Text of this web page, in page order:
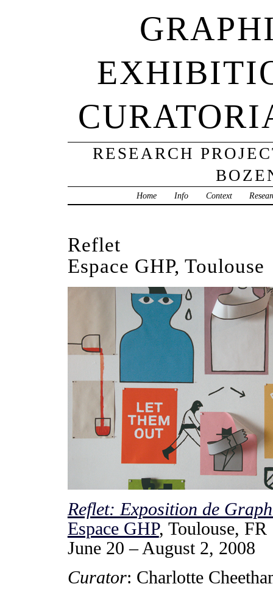
RESEARCH
Home Info Context
Reflet
Espace GHP, Toulouse
Reflet: Exposition de
Espace GHP, Toulouse, FR
June 20 – August 2, 2008
Curator: Charlotte